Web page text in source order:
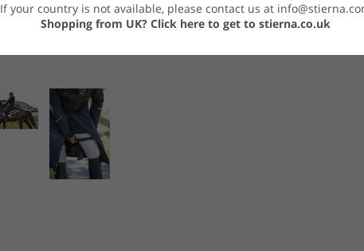
If your country is not available, please contact us at
Shopping from UK? Click here to get to stierna.co.uk